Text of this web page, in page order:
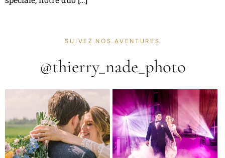
SUIVEZ NOS AVENTURES
@thierry_nade_photo